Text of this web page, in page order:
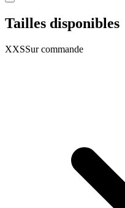
Tailles disponibles
XXSSur commande